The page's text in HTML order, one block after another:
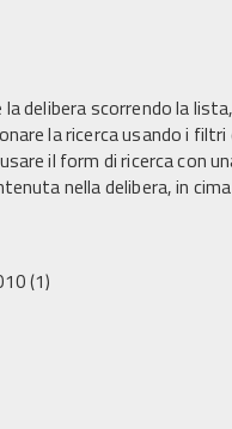
delibera scorrendo la
la ricerca usando i
il form di ricerca con
nella delibera, in
(1)